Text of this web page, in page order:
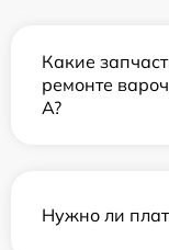
Какие
ремонте
A?
Нужно ли